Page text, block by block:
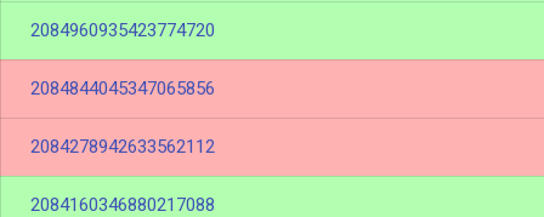
2084960935423774720
2084844045347065856
2084278942633562112
2084160346880217088